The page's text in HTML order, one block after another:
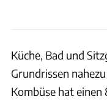
Küche, Bad und
Grundrissen
Kombüse hat